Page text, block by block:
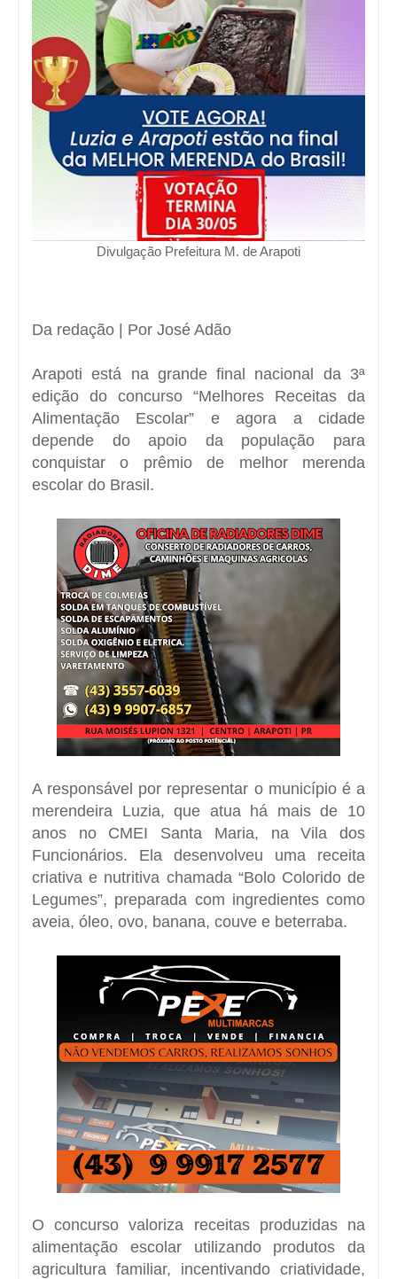
Divulgação Prefeitura M. de Arapoti
Da redação | Por José Adão
Arapoti está na grande final nacional da 3ª
edição do concurso “Melhores Receitas da
Alimentação Escolar” e agora a cidade
depende do apoio da população para
conquistar o prêmio de melhor merenda
escolar do Brasil.
A responsável por representar o município é a
merendeira Luzia, que atua há mais de 10
anos no CMEI Santa Maria, na Vila dos
Funcionários. Ela desenvolveu uma receita
criativa e nutritiva chamada “Bolo Colorido de
Legumes”, preparada com ingredientes como
aveia, óleo, ovo, banana, couve e beterraba.
O concurso valoriza receitas produzidas na
alimentação escolar utilizando produtos da
agricultura familiar, incentivando criatividade,